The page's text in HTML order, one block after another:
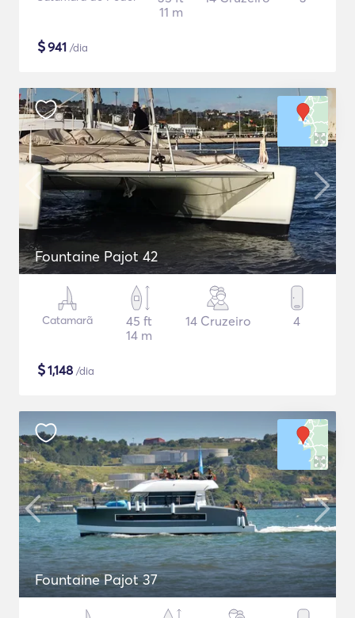
11 m
$941 /dia
Fountaine Pajot 42
Catamarã
45 ft
14 m
14 Cruzeiro 4
$1,148 /dia
Fountaine Pajot 37